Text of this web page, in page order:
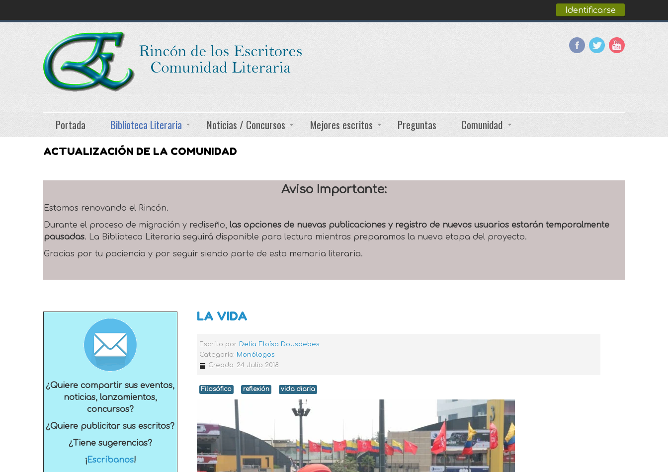
Identificarse
Portada Biblioteca Literaria Noticias / Concursos Mejores escritos Preguntas Comunidad
ACTUALIZACIÓN DE LA COMUNIDAD
Aviso Importante:
Estamos renovando el Rincón.
Durante el proceso de migración y rediseño, las opciones de nuevas publicaciones y registro de nuevos usuarios estarán temporalmente
pausadas. La Biblioteca Literaria seguirá disponible para lectura mientras preparamos la nueva etapa del proyecto.
Gracias por tu paciencia y por seguir siendo parte de esta memoria literaria.
LA VIDA
Escrito por Delia Eloísa Dousdebes
Categoría: Monólogos
Creado: 24 Julio 2018
Filosófico reflexión vida diaria
¿Quiere compartir sus eventos,
noticias, lanzamientos,
concursos?
¿Quiere publicitar sus escritos?
¿Tiene sugerencias?
¡Escríbanos!